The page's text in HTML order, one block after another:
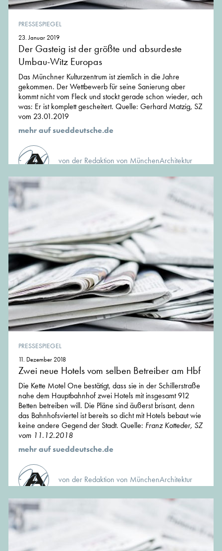
PRESSESPIEGEL
23. Januar 2019
Der Gasteig ist der größte und absurdeste
Umbau-Witz Europas
Das Münchner Kulturzentrum ist ziemlich in die Jahre
gekommen. Der Wettbewerb für seine Sanierung aber
kommt nicht vom Fleck und stockt gerade schon wieder, ach
was: Er ist komplett gescheitert. Quelle: Gerhard Matzig, SZ
vom 23.01.2019
mehr auf sueddeutsche.de
von der Redaktion von MünchenArchitektur
PRESSESPIEGEL
11. Dezember 2018
Zwei neue Hotels vom selben Betreiber am Hbf
Die Kette Motel One bestätigt, dass sie in der Schillerstraße
nahe dem Hauptbahnhof zwei Hotels mit insgesamt 912
Betten betreiben will. Die Pläne sind äußerst brisant, denn
das Bahnhofsviertel ist bereits so dicht mit Hotels bebaut wie
keine andere Gegend der Stadt. Quelle: Franz Kotteder, SZ
vom 11.12.2018
mehr auf sueddeutsche.de
von der Redaktion von MünchenArchitektur